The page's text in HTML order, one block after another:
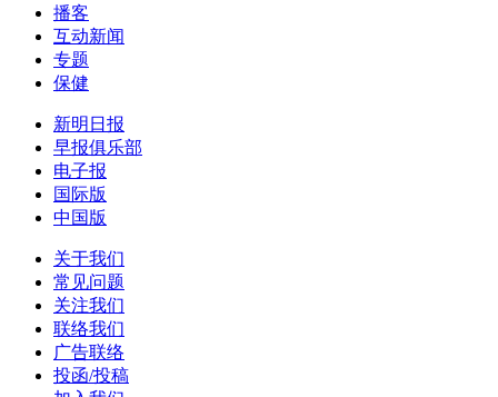
播客
互动新闻
专题
保健
新明日报
早报俱乐部
电子报
国际版
中国版
关于我们
常见问题
关注我们
联络我们
广告联络
投函/投稿